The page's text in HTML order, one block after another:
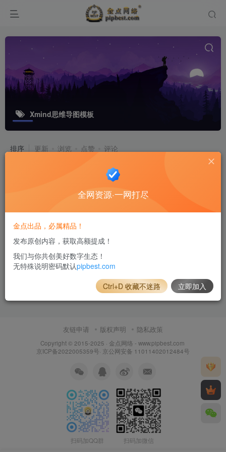
Xmind思维导图模板
排序 更新 浏览 点赞 评论
最全Xmind模板库下载：311套思维导
图，从个人规划到企业战略
软件工具
友链申请 版权声明 隐私政策
Copyright © 2015-2025 · 金点网络 - www.pipbest.com
京ICP备2022005359号· 京公网安备 11011402012484号
扫码加QQ群 扫码加微信
全网资源·一网打尽
金点出品，必属精品！
发布原创内容，获取高额提成！
我们与你共创美好数字生态！
无特殊说明密码默认pipbest.com
Ctrl+D 收藏不迷路 立即加入